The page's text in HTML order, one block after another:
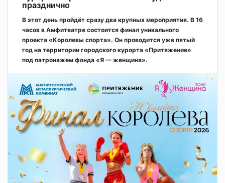
празднично
В этот день пройдёт сразу два крупных мероприятия. В 16
часов в Амфитеатре состоится финал уникального
проекта «Королевы спорта». Он проводится уже пятый
год на территории городского курорта «Притяжение»
под патронажем фонда «Я — женщина».